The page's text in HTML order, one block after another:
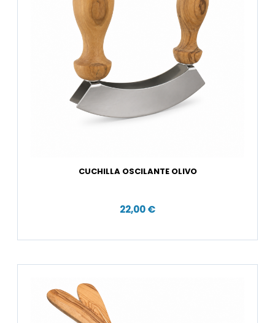
CUCHILLA OSCILANTE OLIVO
22,00 €